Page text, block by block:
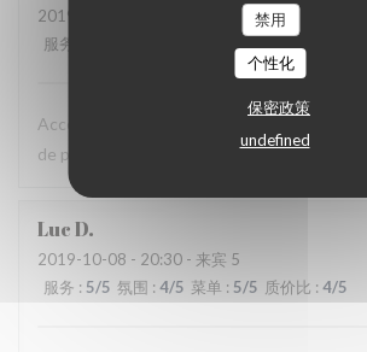
禁用
个性化
保密政策
undefined
2019-10-11
服务
Acceuil et qualité au top, prix très
de plus?
LucD
2019-10-08 - 20:30 - 来宾 5
服务 : 5/5 氛围 : 4/5 菜单 : 5/5 质价比 : 4/5